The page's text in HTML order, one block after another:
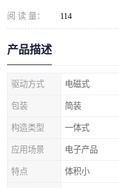
阅 读 量： 114
产品描述
驱动方式 电磁式
包装 简装
构造类型 一体式
应用场景 电子产品
特点 体积小